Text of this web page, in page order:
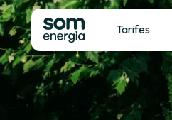
Tarifes